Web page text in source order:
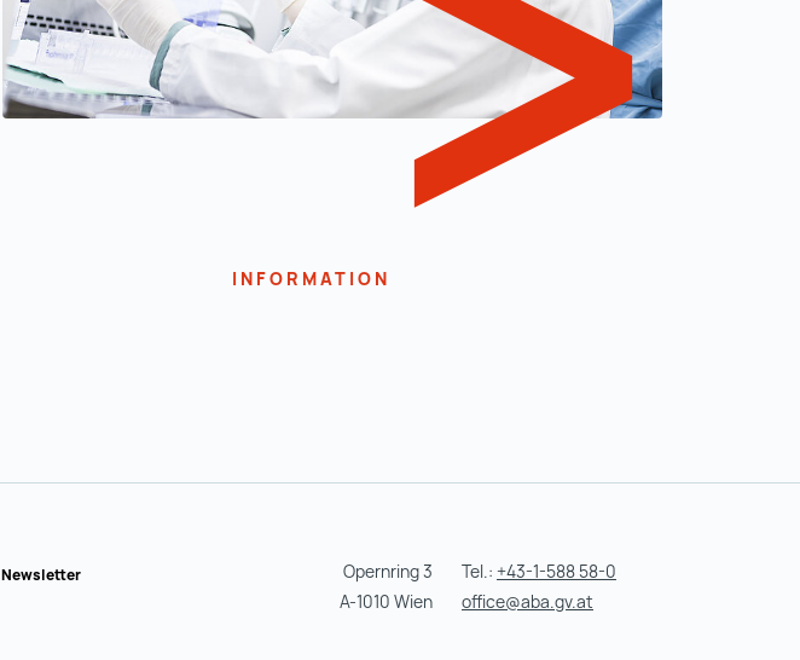
INFORMATION
Newsletter
Opernring 3
A-1010 Wien
Tel.: +43-1-588 58-0
office@aba.gv.at